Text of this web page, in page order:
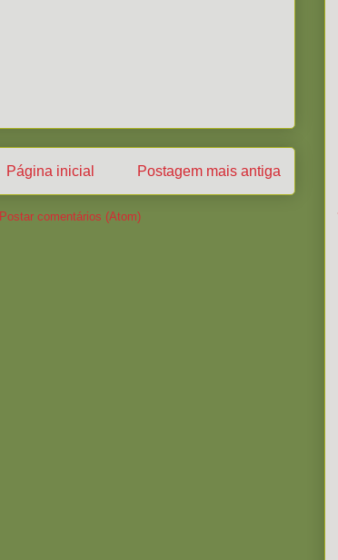
Postagem mais antiga
Página inicial
Postar comentários (Atom)